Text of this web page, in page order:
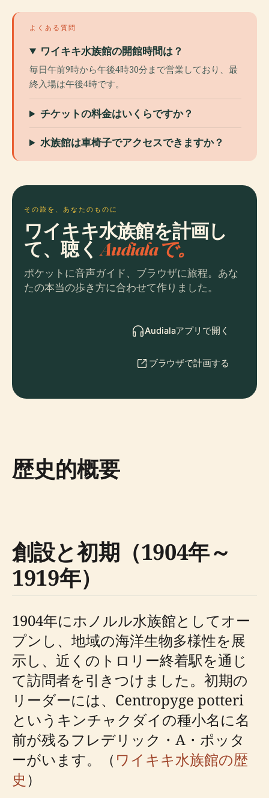
よくある質問
ワイキキ水族館の開館時間は？
毎日午前9時から午後4時30分まで営業しており、最
終入場は午後4時です。
チケットの料金はいくらですか？
水族館は車椅子でアクセスできますか？
その旅を、あなたのものに
ワイキキ水族館を計画し
て、聴くAudialaで。
ポケットに音声ガイド、ブラウザに旅程。あな
たの本当の歩き方に合わせて作りました。
Audialaアプリで開く
ブラウザで計画する
歴史的概要
創設と初期（1904年～
1919年）
1904年にホノルル水族館としてオー
プンし、地域の海洋生物多様性を展
示し、近くのトロリー終着駅を通じ
て訪問者を引きつけました。初期の
リーダーには、Centropyge potteri
というキンチャクダイの種小名に名
前が残るフレデリック・A・ポッタ
ーがいます。（ワイキキ水族館の歴
史 ）